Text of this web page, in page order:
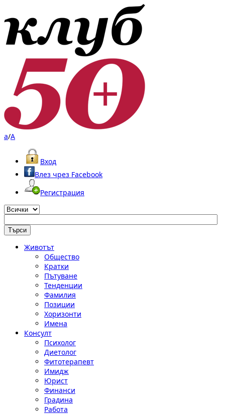
a/A
Вход
Влез чрез Facebook
Регистрация
Животът
Общество
Кратки
Пътуване
Тенденции
Фамилия
Позиции
Хоризонти
Имена
Консулт
Психолог
Диетолог
Фитотерапевт
Имидж
Юрист
Финанси
Градина
Работа